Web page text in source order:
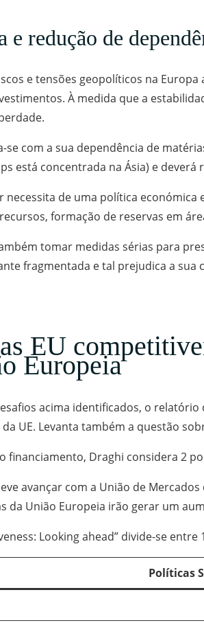
e redução de
e tensões geopolíticos na
À medida que a
se com a sua dependência de
está concentrada na Ásia) e
necessita de uma política
formação de reservas em
tomar medidas sérias para
fragmentada e tal prejudica a sua
EU
Europeia
acima identificados, o
UE. Levanta também a questão
financiamento, Draghi considera 2
avançar com a União de
da União Europeia irão gerar um
Looking ahead” divide-se
Políticas